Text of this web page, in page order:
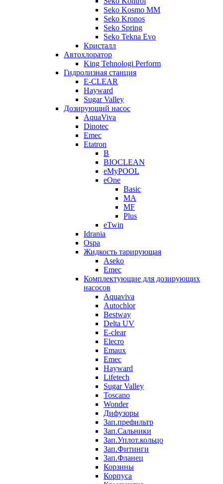
Seko Kosmo MM
Seko Kronos
Seko Spring
Seko Tekna Evo
Кристалл
Автохлоратор
King Tehnologi Perform
Гидролизная станция
E-CLEAR
Hayward
Sugar Valley
Дозирующий насос
AquaViva
Dinotec
Emec
Etatron
B
BIOCLEAN
eMyPOOL
eOne
Basic
MA
MF
Plus
eTwin
Idrania
Ospa
Жидкость тарирующая
Aseko
Emec
Комплектующие для дозирующих
насосов
Aquaviva
Autochlor
Bestway
Delta UV
E-clear
Elecro
Emaux
Emec
Hayward
Lifetech
Sugar Valley
Toscano
Wonder
Дифузоры
Зап.префильтр
Зап.Сальники
Зап.Уплот.кольцо
Зап.Фитинги
Зап.Фланец
Корзины
Корпуcа